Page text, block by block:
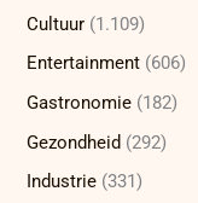
Cultuur (1.109)
Entertainment (606)
Gastronomie (182)
Gezondheid (292)
Industrie (331)